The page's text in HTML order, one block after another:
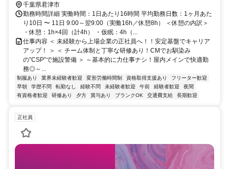
千葉県君津市
勤務時間詳細 実働時間：1日あたり16時間 平均勤務日数：1ヶ月あた
り10日 〜 11日 9:00～翌9:00（実働16h／休憩8h） ＜休憩の内訳＞
・休憩：1h×4回（計4h） ・仮眠：4h（...
仕事内容 ＜ 未経験から上場企業の正社員へ！！安定基盤でキャリア
アップ！ ＞ ＜ チーム体制と丁寧な研修あり！CMでお馴染み
の”CSP”で施設警備 ＞ ～基本的に力仕事ナシ！屋内メインで快適勤
務◎～...
制服あり 業界未経験者歓迎 変形労働時間制 資格取得支援あり
フリーター歓迎
早朝
学歴不問 転勤なし 経験不問 未経験者歓迎 午前 経験者歓迎
夜間
有資格者歓迎
研修あり 夕方 賞与あり ブランクOK 交通費支給 長期歓迎
正社員